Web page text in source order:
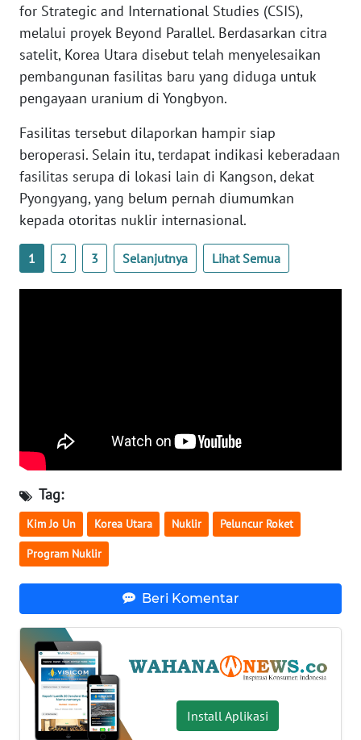
for Strategic and International Studies (CSIS),
melalui proyek Beyond Parallel. Berdasarkan citra
satelit, Korea Utara disebut telah menyelesaikan
pembangunan fasilitas baru yang diduga untuk
pengayaan uranium di Yongbyon.
Fasilitas tersebut dilaporkan hampir siap
beroperasi. Selain itu, terdapat indikasi keberadaan
fasilitas serupa di lokasi lain di Kangson, dekat
Pyongyang, yang belum pernah diumumkan
kepada otoritas nuklir internasional.
1 2 3 Selanjutnya Lihat Semua
Tag:
Kim Jo Un Korea Utara Nuklir Peluncur Roket
Program Nuklir
Beri Komentar
Install Aplikasi
SERAMBI
WN
WN
SULTRA
WN
WN
WN
SUMSEL
WN
WN
LAMPUNG
WN
JATENG